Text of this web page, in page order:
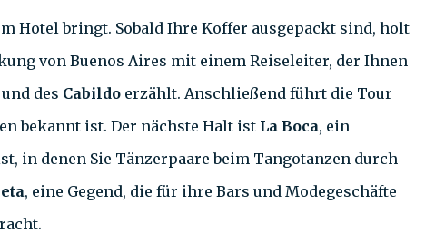
Hotel bringt. Sobald Ihre Koffer ausgepackt sind, holt
von Buenos Aires mit einem Reiseleiter, der Ihnen
und des Cabildo erzählt. Anschließend führt die Tour
bekannt ist. Der nächste Halt ist La Boca, ein
in denen Sie Tänzerpaare beim Tangotanzen durch
, eine Gegend, die für ihre Bars und Modegeschäfte